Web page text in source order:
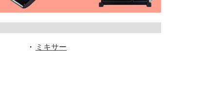
・ ミキサー